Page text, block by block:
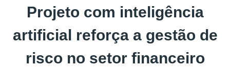
Projeto com inteligência
artificial reforça a gestão de
risco no setor financeiro